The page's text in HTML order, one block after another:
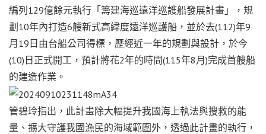
編列129億餘元執行「籌建海巡遠洋巡護船發展計畫」，規
劃10年內打造6艘新式高緯度遠洋巡護船，並於去(112)年9
月19日由台船公司得標，歷經近一年的規劃與設計，於今
(10)日正式開工，預計將花2年的時間(115年8月)完成首艘船
的建造作業。
管碧玲指出，此計畫除大幅提升我國海上執法與搜救的能
量、擴大守護我國漁民的海域範圍外，透過此計畫的執行，